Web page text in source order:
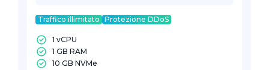
Traffico illimitato Protezione DDoS
1 vCPU
1 GB RAM
10 GB NVMe